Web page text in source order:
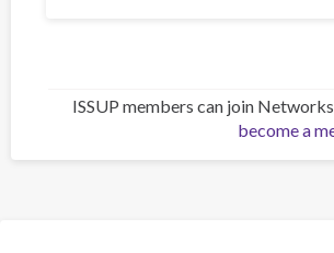
ISSUP members can join
become a